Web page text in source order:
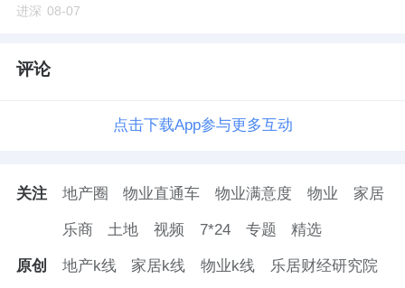
进深 08-07
评论
点击下载App参与更多互动
关注 地产圈 物业直通车 物业满意度 物业 家居
乐商 土地 视频 7*24 专题 精选
原创 地产k线 家居k线 物业k线 乐居财经研究院